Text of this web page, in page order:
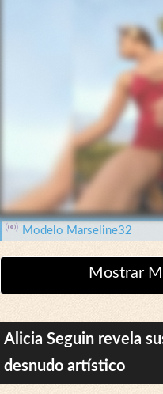
Modelo Marseline32
Mostrar
Alicia Seguin revela
desnudo artístico